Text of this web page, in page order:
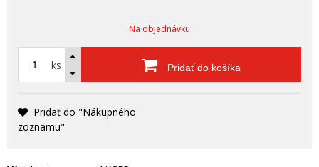
Na objednávku
ks Pridať do košíka
Pridať do "Nákupného
zoznamu"